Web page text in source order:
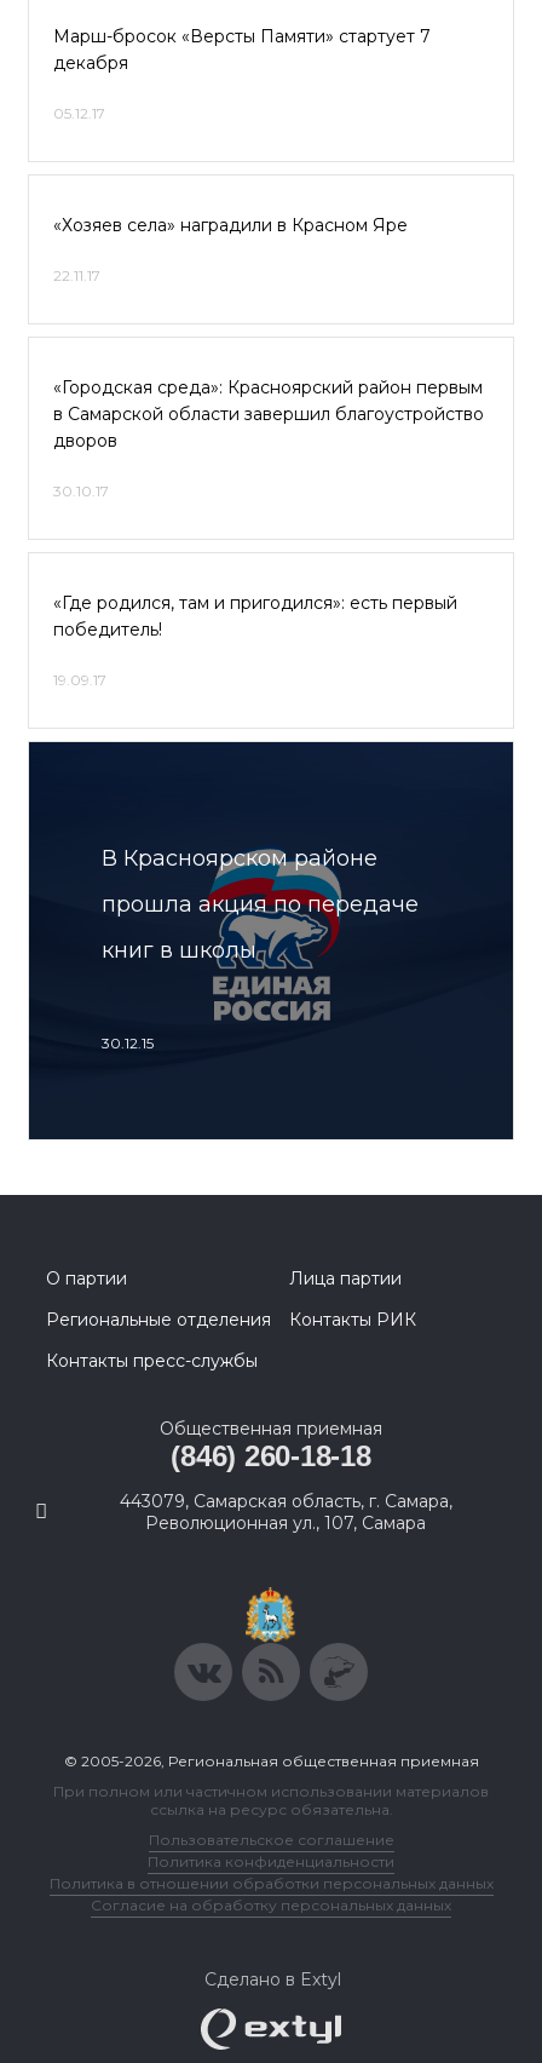
Марш-бросок «Версты Памяти» стартует 7
декабря
05.12.17
«Хозяев села» наградили в Красном Яре
22.11.17
«Городская среда»: Красноярский район первым
в Самарской области завершил благоустройство
дворов
30.10.17
«Где родился, там и пригодился»: есть первый
победитель!
19.09.17
В Красноярском районе
прошла акция по передаче
книг в школы
30.12.15
О партии
Лица партии
Региональные отделения
Контакты РИК
Контакты пресс-службы
Общественная приемная
(846) 260-18-18
443079, Самарская область, г. Самара,
Революционная ул., 107, Самара
© 2005-2026, Региональная общественная приемная
При полном или частичном использовании материалов
ссылка на ресурс обязательна.
Пользовательское соглашение
Политика конфиденциальности
Политика в отношении обработки персональных данных
Согласие на обработку персональных данных
Сделано в Extyl